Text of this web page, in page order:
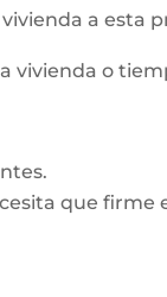
a esta
vivienda o
que